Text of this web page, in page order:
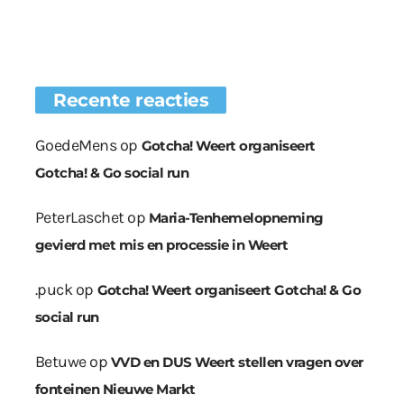
Recente reacties
GoedeMensop Gotcha! Weert organiseert
Gotcha! & Go social run
PeterLaschetop Maria-Tenhemelopneming
gevierd met mis en processie in Weert
.puckop Gotcha! Weert organiseert Gotcha! & Go
social run
Betuweop VVD en DUS Weert stellen vragen over
fonteinen Nieuwe Markt